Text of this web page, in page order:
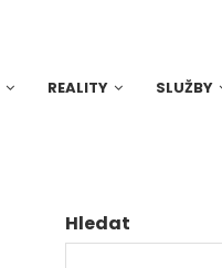
REALITY SLUŽBY
Hledat